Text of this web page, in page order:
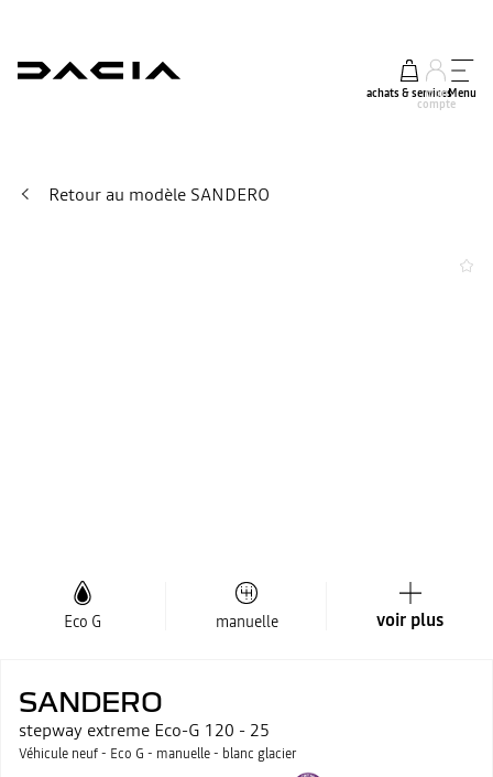
achats & services
mon
compte
Menu
Retour au modèle SANDERO
Eco G manuelle voir plus
SANDERO
stepway extreme Eco-G 120 - 25
Véhicule neuf - Eco G - manuelle - blanc glacier